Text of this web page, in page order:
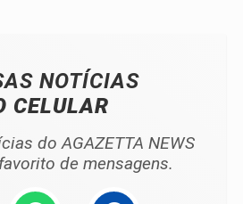
NOTÍCIAS
CELULAR
do AGAZETTA NEWS
de mensagens.